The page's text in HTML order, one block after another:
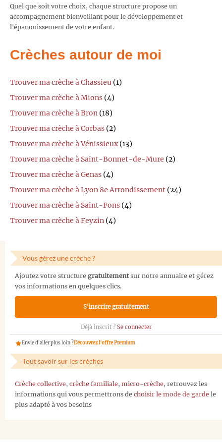
Quel que soit votre choix, chaque structure propose un
accompagnement bienveillant pour le développement et
l'épanouissement de votre enfant.
Crèches autour de moi
Trouver ma crèche à Chassieu (1)
Trouver ma crèche à Mions (4)
Trouver ma crèche à Bron (18)
Trouver ma crèche à Corbas (2)
Trouver ma crèche à Vénissieux(13)
Trouver ma crèche à Saint-Bonnet-de-Mure (2)
Trouver ma crèche à Genas (4)
Trouver ma crèche à Lyon 8e Arrondissement (24)
Trouver ma crèche à Saint-Fons (4)
Trouver ma crèche à Feyzin (4)
Vous gérez une crèche ?
Ajoutez votre structure gratuitementsur notre annuaire et gérez
vos informations en quelques clics.
S'inscrire gratuitement
Déjà inscrit ? Se connecter
Envie d'aller plus loin ?Découvrez l'offre Premium
Tout savoir sur les crèches
Crèche collective, crèche familiale, micro-crèche, retrouvez les
informations qui vous permettrons de choisir le mode de garde le
plus adapté à vos besoins